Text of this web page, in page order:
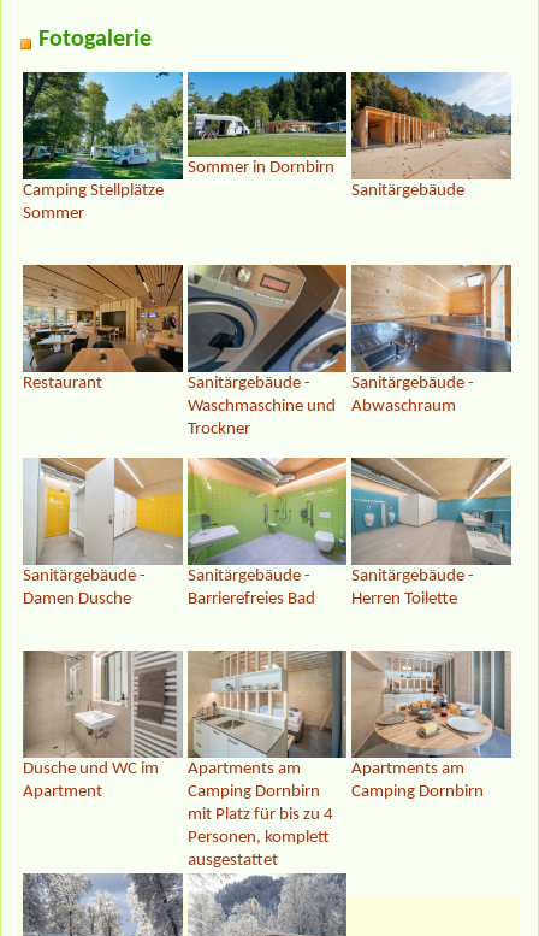
Fotogalerie
Camping Stellplätze
Sommer
Sommer in Dornbirn
Sanitärgebäude
Restaurant
Sanitärgebäude -
Waschmaschine und
Trockner
Sanitärgebäude -
Abwaschraum
Sanitärgebäude -
Damen Dusche
Sanitärgebäude -
Barrierefreies Bad
Sanitärgebäude -
Herren Toilette
Dusche und WC im
Apartment
Apartments am
Camping Dornbirn
mit Platz für bis zu 4
Personen, komplett
ausgestattet
Apartments am
Camping Dornbirn